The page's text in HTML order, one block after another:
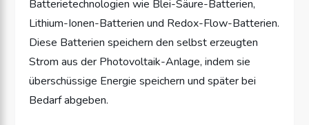
Batterietechnologien wie Blei-Säure-Batterien,
Lithium-Ionen-Batterien und Redox-Flow-Batterien.
Diese Batterien speichern den selbst erzeugten
Strom aus der Photovoltaik-Anlage, indem sie
überschüssige Energie speichern und später bei
Bedarf abgeben.